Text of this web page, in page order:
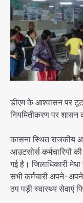
डीएम के आश्वासन पर
नियमितीकरण पर शासन
कासना स्थित राजकीय
आउटसोर्स कर्मचारियों
गई है। जिलाधिकारी
सभी कर्मचारी अपने-
ठप पड़ी स्वास्थ्य सेवाएं